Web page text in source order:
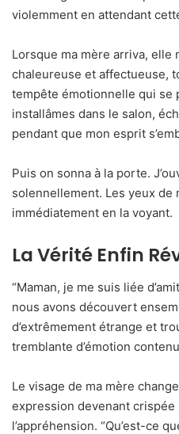
violemment en attendant
Lorsque ma mère arriva, elle
chaleureuse et affectueuse,
tempête émotionnelle qui se
installâmes dans le salon,
pendant que mon esprit
Puis on sonna à la porte.
solennellement. Les yeux de
immédiatement en la voyant.
La Vérité Enfin
“Maman, je me suis liée
nous avons découvert
d’extrêmement étrange et
tremblante d’émotion
Le visage de ma mère
expression devenant crispée
l’appréhension. “Qu’est-ce